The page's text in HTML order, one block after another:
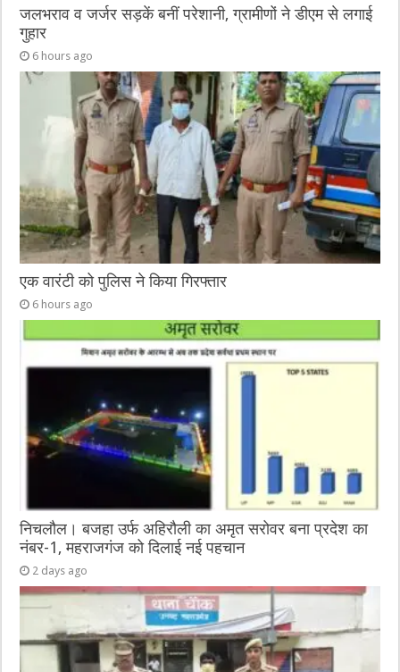
जलभराव व जर्जर सड़कें बनीं परेशानी, ग्रामीणों ने डीएम से लगाई
गुहार
6 hours ago
एक वारंटी को पुलिस ने किया गिरफ्तार
6 hours ago
निचलौल। बजहा उर्फ अहिरौली का अमृत सरोवर बना प्रदेश का
नंबर-1, महराजगंज को दिलाई नई पहचान
2 days ago